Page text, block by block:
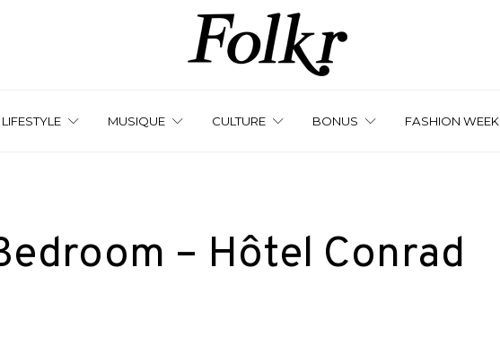
LIFESTYLE MUSIQUE CULTURE BONUS FASHION WEEK
– Hôtel Conrad